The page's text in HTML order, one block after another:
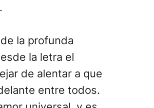
la profunda
la letra el
de alentar a que
entre todos.